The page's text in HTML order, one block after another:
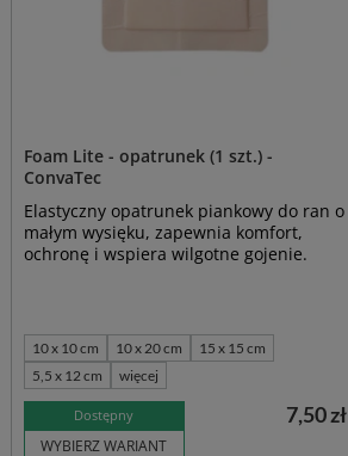
Foam Lite - opatrunek (1 szt.) -
ConvaTec
Elastyczny opatrunek piankowy do ran o
małym wysięku, zapewnia komfort,
ochronę i wspiera wilgotne gojenie.
10 x 10 cm 10 x 20 cm
15 x 15 cm
5,5 x 12 cm
więcej
Dostępny
WYBIERZ WARIANT
7,50 zł